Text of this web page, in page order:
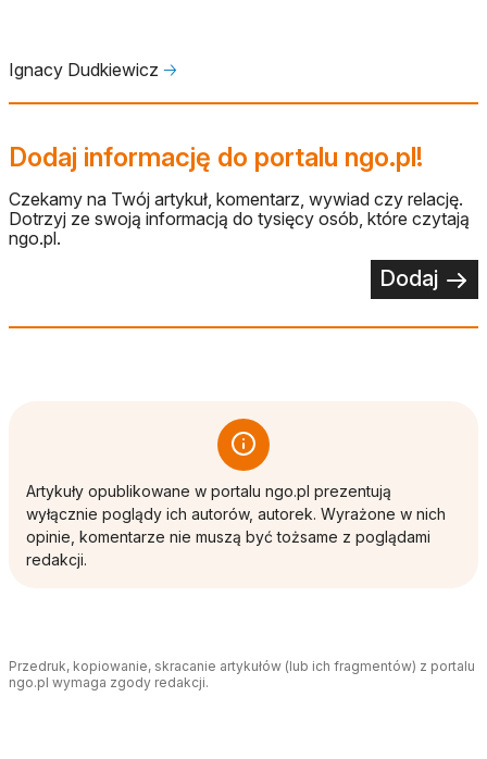
Ignacy Dudkiewicz 🡢
Dodaj informację do portalu ngo.pl!
Czekamy na Twój artykuł, komentarz, wywiad czy relację.
Dotrzyj ze swoją informacją do tysięcy osób, które czytają
ngo.pl.
Dodaj
Artykuły opublikowane w portalu ngo.pl prezentują
wyłącznie poglądy ich autorów, autorek. Wyrażone w nich
opinie, komentarze nie muszą być tożsame z poglądami
redakcji.
Przedruk, kopiowanie, skracanie artykułów (lub ich fragmentów) z portalu
ngo.pl wymaga zgody redakcji.